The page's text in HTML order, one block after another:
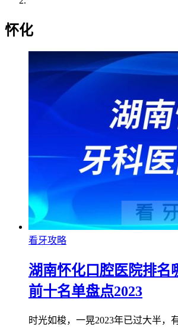
怀化
看牙攻略
湖南怀化口腔医院排名
前十名单盘点2023
时光如梭，一晃2023年已过大半，